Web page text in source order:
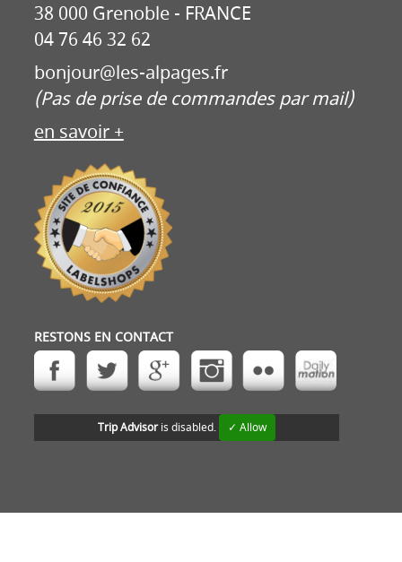
38 000 Grenoble - FRANCE
04 76 46 32 62
bonjour@les-alpages.fr
(Pas de prise de commandes par mail)
en savoir +
RESTONS EN CONTACT
Trip Advisoris disabled. ✓ Allow